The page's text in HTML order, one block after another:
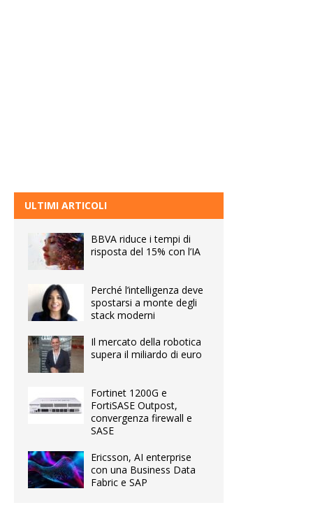
ULTIMI ARTICOLI
BBVA riduce i tempi di
risposta del 15% con l’IA
Perché l’intelligenza deve
spostarsi a monte degli
stack moderni
Il mercato della robotica
supera il miliardo di euro
Fortinet 1200G e
FortiSASE Outpost,
convergenza firewall e
SASE
Ericsson, AI enterprise
con una Business Data
Fabric e SAP